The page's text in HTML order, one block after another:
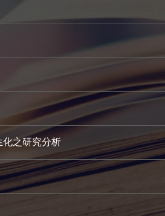
化之研究分析